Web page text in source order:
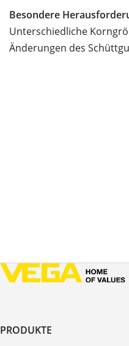
Besondere
Unterschiedliche
Änderungen des
PRODUKTE